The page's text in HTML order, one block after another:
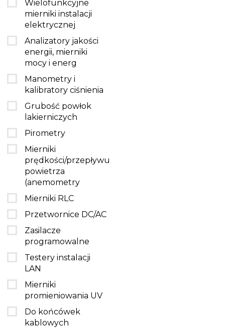
Wielofunkcyjne
mierniki instalacji
elektrycznej
Analizatory jakości
energii, mierniki
mocy i energ
Manometry i
kalibratory ciśnienia
Grubość powłok
lakierniczych
Pirometry
Mierniki
prędkości/przepływu
powietrza
(anemometry
Mierniki RLC
Przetwornice DC/AC
Zasilacze
programowalne
Testery instalacji
LAN
Mierniki
promieniowania UV
Do końcówek
kablowych